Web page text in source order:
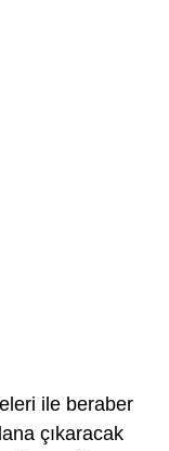
ile beraber
çıkaracak